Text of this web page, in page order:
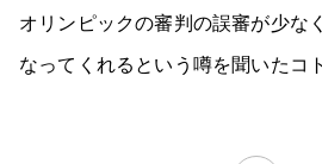
オリンピックの審判の誤審が少な
なってくれるという噂を聞いたコ